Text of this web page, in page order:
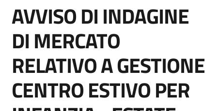
Bandi
e
di
Supporto
Salta al contenuto
AVVISO DI INDAGINE
DI MERCATO
RELATIVO A GESTIONE
CENTRO ESTIVO PER